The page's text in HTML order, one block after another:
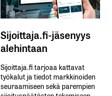
Sijoittaja.fi-jäsenyys
alehintaan
Sijoittaja.fi tarjoaa kattavat
työkalut ja tiedot markkinoiden
seuraamiseen sekä parempien